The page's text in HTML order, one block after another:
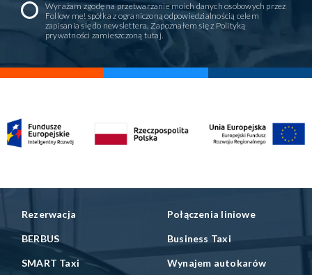
Wyrażam zgodę na przetwarzanie moich danych osobowych przez
Follow me! spółka z ograniczoną odpowiedzialnością celem
zapisania się do newslettera. Zapoznałem się z Polityką
prywatności zamieszczoną tutaj.
Rezerwacja Połączenia liniowe
BERBUS Business Taxi
SMART Taxi Wynajem autokarów